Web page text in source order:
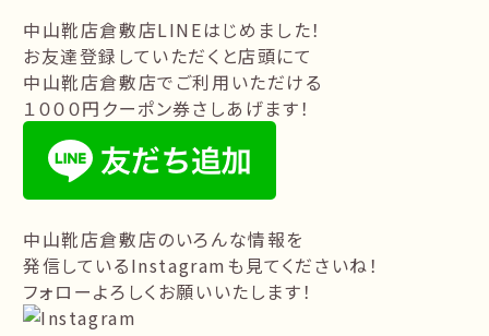
中山靴店倉敷店LINEはじめました！
お友達登録していただくと店頭にて
中山靴店倉敷店でご利用いただける
１０００円クーポン券さしあげます！
中山靴店倉敷店のいろんな情報を
発信しているInstagramも見てくださいね！
フォローよろしくお願いいたします！